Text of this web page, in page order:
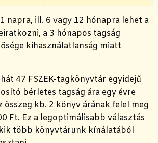
napra, ill. 6 vagy 12 hónapra lehet a
a 3 hónapos tagság
kihasználatlanság miatt
47 FSZEK-tagkönyvtár egyidejű
bérletes tagság ára egy évre
összeg kb. 2 könyv árának felel meg
Ft. Ez a legoptimálisabb választás
több könyvtárunk kínálatából